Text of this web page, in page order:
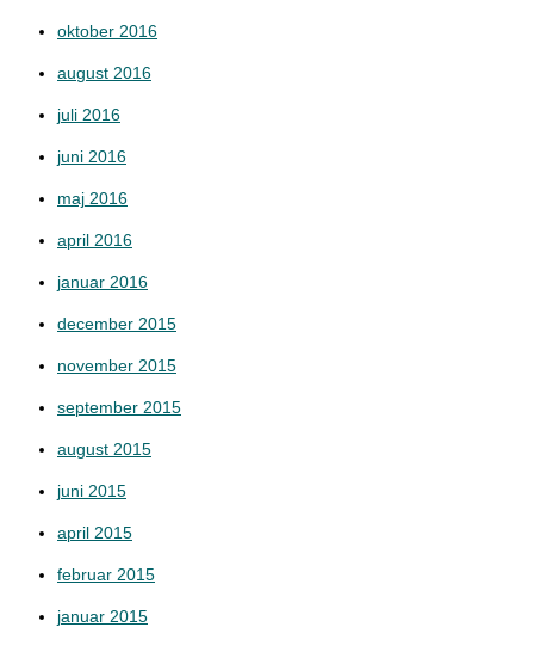
oktober 2016
august 2016
juli 2016
juni 2016
maj 2016
april 2016
januar 2016
december 2015
november 2015
september 2015
august 2015
juni 2015
april 2015
februar 2015
januar 2015